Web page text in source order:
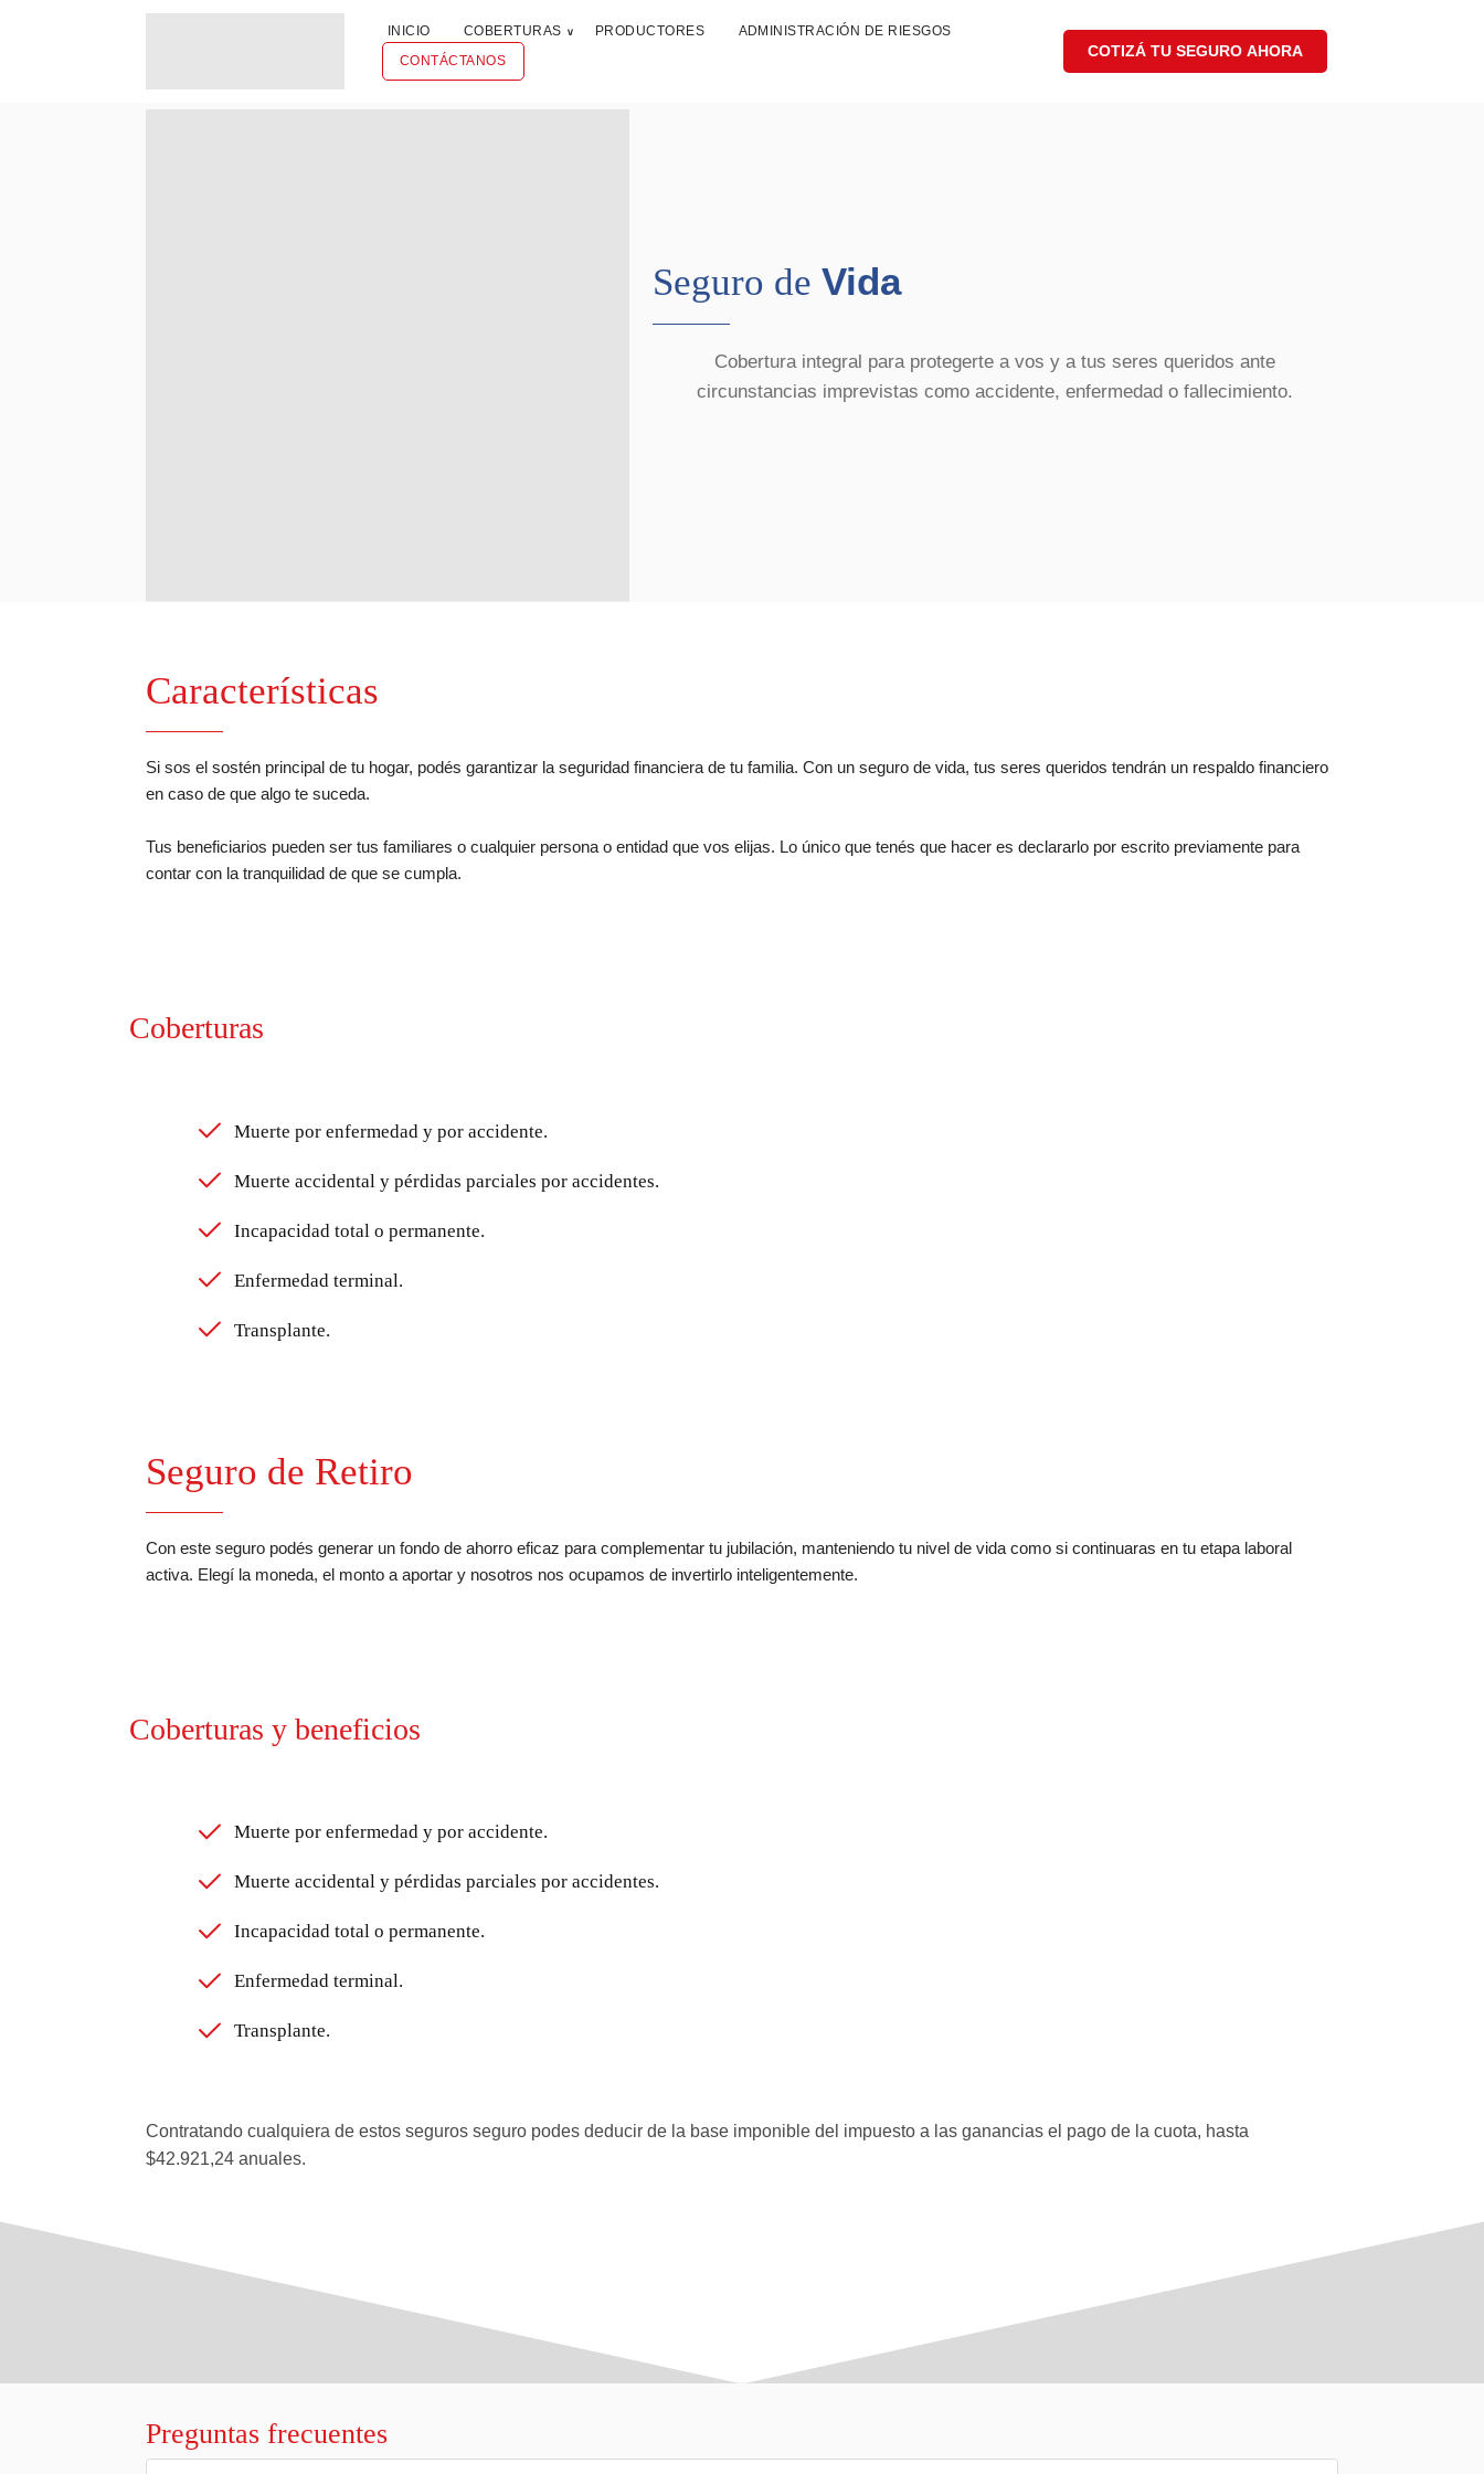
INICIO COBERTURAS PRODUCTORES
ADMINISTRACIÓN DE RIESGOS
CONTÁCTANOS
COTIZÁ TU SEGURO AHORA
Seguro de Vida
Cobertura integral para protegerte a vos y a tus seres queridos ante
circunstancias imprevistas como accidente, enfermedad o fallecimiento.
Características
Si sos el sostén principal de tu hogar, podés garantizar la seguridad financiera de tu familia. Con un seguro de vida, tus seres queridos tendrán un respaldo financiero
en caso de que algo te suceda.
Tus beneficiarios pueden ser tus familiares o cualquier persona o entidad que vos elijas. Lo único que tenés que hacer es declararlo por escrito previamente para
contar con la tranquilidad de que se cumpla.
Coberturas
Muerte por enfermedad y por accidente.
Muerte accidental y pérdidas parciales por accidentes.
Incapacidad total o permanente.
Enfermedad terminal.
Transplante.
Seguro de Retiro
Con este seguro podés generar un fondo de ahorro eficaz para complementar tu jubilación, manteniendo tu nivel de vida como si continuaras en tu etapa laboral
activa. Elegí la moneda, el monto a aportar y nosotros nos ocupamos de invertirlo inteligentemente.
Coberturas y beneficios
Muerte por enfermedad y por accidente.
Muerte accidental y pérdidas parciales por accidentes.
Incapacidad total o permanente.
Enfermedad terminal.
Transplante.
Contratando cualquiera de estos seguros seguro podes deducir de la base imponible del impuesto a las ganancias el pago de la cuota, hasta
$42.921,24 anuales.
Preguntas frecuentes